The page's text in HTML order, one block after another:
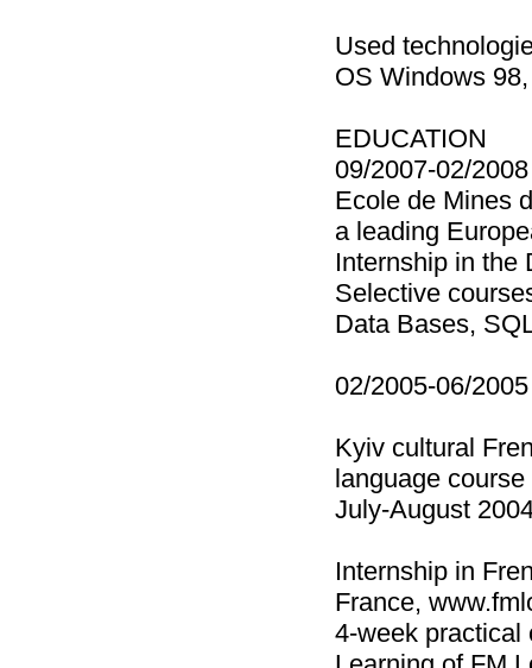
Used
OS Windows
EDUCATION
09/2007-02/2008
Ecole de Mines
a leading
Internship in the
Selective
Data Bases,
02/2005-06/2005
Kyiv cultural
language course
July-August
Internship in
France,
4-week practical